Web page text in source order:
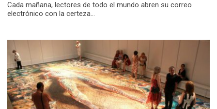
Cada mañana, lectores de todo el mundo abren su correo
electrónico con la certeza...